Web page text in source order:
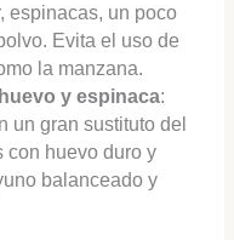
espinacas, un poco
Evita el uso de
la manzana.
y espinaca:
un gran sustituto del
con huevo duro y
balanceado y